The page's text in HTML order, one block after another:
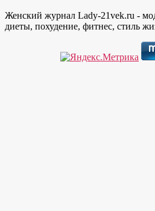
Женский журнал Lady-21vek.ru -
диеты, похудение, фитнес, стиль